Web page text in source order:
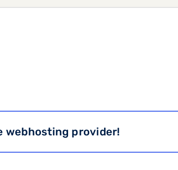
webhosting provider!